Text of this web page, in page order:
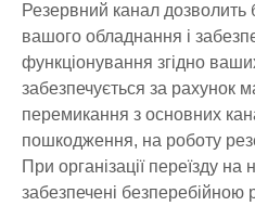
Резервний канал
вашого обладнання і
функціонування згідно
забезпечується за рахунок
перемикання з основних
пошкодження, на роботу
При організації переїзду
забезпечені